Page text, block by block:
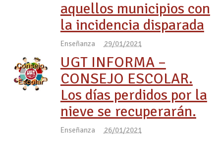
aquellos municipios con
la incidencia disparada
Enseñanza 29/01/2021
UGT INFORMA –
CONSEJO ESCOLAR.
Los días perdidos por la
nieve se recuperarán.
Enseñanza 26/01/2021